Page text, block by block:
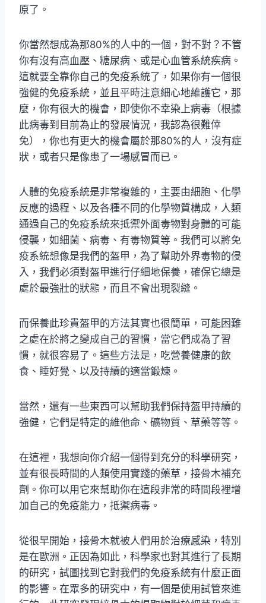
原了。
你當然想成為那80%的人中的一個，對不對？不管
你有沒有高血壓、糖尿病、或是心血管系統疾病。
這就要全靠你自己的免疫系統了，如果你有一個很
強健的免疫系統，並且平時注意細心地維護它，那
麼，你有很大的機會，即使你不幸染上病毒（根據
此病毒到目前為止的發展情況，我認為很難倖
免），你也有更大的機會屬於那80%的人，沒有症
狀，或者只是像患了一場感冒而已。
人體的免疫系統是非常複雜的，主要由細胞、化學
反應的過程、以及各種不同的化學物質構成，人類
通過自己的免疫系統來抵禦外面毒物對身體的可能
侵襲，如細菌、病毒、有毒物質等。我們可以將免
疫系統想像是我們的盔甲，為了幫助外界毒物的侵
入，我們必須對盔甲進行仔細地保養，確保它總是
處於最強壯的狀態，而且不會出現裂縫。
而保養此珍貴盔甲的方法其實也很簡單，可能困難
之處在於將之變成自己的習慣，當它們成為了習
慣，就很容易了。這些方法是，吃營養健康的飲
食、睡好覺、以及持續的適當鍛煉。
當然，還有一些東西可以幫助我們保持盔甲持續的
強健，它們是特定的維他命、礦物質、草藥等等。
在這裡，我想向你介紹一個得到充分的科學研究，
並有很長時間的人類使用實踐的藥草，接骨木補充
劑。你可以用它來幫助你在這段非常的時間段裡增
加自己的免疫能力，抵禦病毒。
從很早開始，接骨木就被人們用於治療感染，特別
是在歐洲。正因為如此，科學家也對其進行了長期
的研究，試圖找到它對我們的免疫系統有什麼正面
的影響。在眾多的研究中，有一個是使用試管來進